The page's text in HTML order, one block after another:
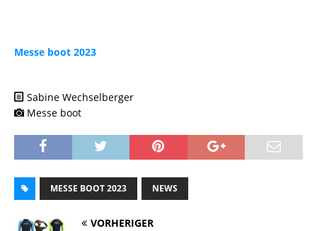
Messe boot 2023
Sabine Wechselberger
Messe boot
MESSE BOOT 2023 NEWS
VORHERIGER